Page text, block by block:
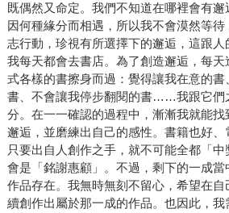
既偶然又命定。我們不知道在哪裡會有
因何種緣分而相遇，所以我不會漠然等
志行動，珍視有所選擇下的邂逅，這跟人
我每天都會去書店。為了創造邂逅，每
式各樣的書擦身而過：覺得讓我在意的
書、不會讓我停步翻閱的書……我跟它們
分。在一一確認的過程中，漸漸我就能
邂逅，並磨練出自己的感性。書籍也好、
只要出自人創作之手，就不可能全都「
會是「銘謝惠顧」。不過，剩下的一成
作品存在。我無時無刻不留心，希望在
續創作出屬於那一成的作品。也因此，我